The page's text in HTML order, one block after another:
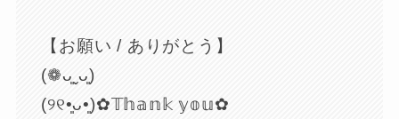
【お願い / ありがとう】
(❁ᴗ͈ˬᴗ͈)
(୨୧•͈ᴗ•͈)✿︎𝕋𝕙𝕒𝕟𝕜 𝕪𝕠𝕦✿︎